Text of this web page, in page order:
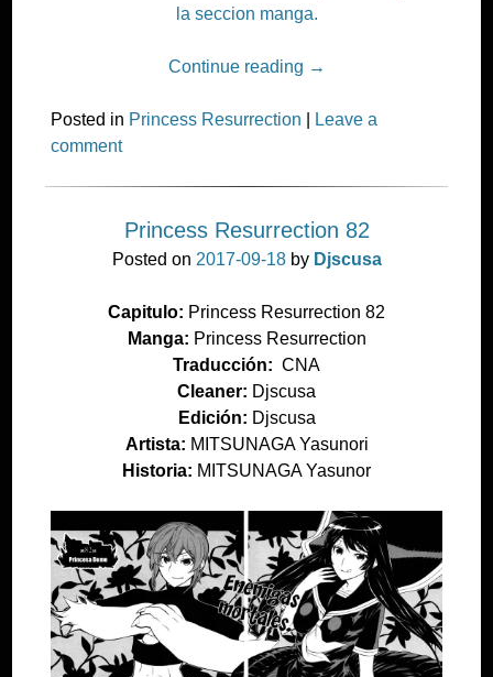
la seccion manga.
Continue reading →
Posted in Princess Resurrection
Leave a
comment
Princess Resurrection 82
Posted on 2017-09-18by Djscusa
Capitulo: Princess Resurrection 82
Manga: Princess Resurrection
Traducción: CNA
Cleaner: Djscusa
Edición: Djscusa
Artista: MITSUNAGA Yasunori
Historia: MITSUNAGA Yasunor